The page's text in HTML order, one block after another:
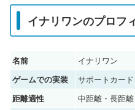
イナリワンのプロフ
名前 イナリワン
ゲームでの実装 サポートカー
距離適性 中距離・長距離